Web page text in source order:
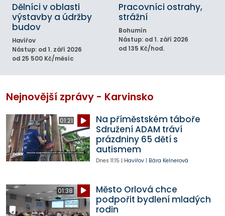
Dělníci v oblasti
výstavby a údržby
budov
Havířov
Nástup: od 1. září 2026
od 25 500 Kč/měsíc
Pracovníci ostrahy,
strážní
Bohumín
Nástup: od 1. září 2026
od 135 Kč/hod.
Nejnovější zprávy - Karvinsko
01:21
Na příměstském táboře
Sdružení ADAM tráví
prázdniny 65 dětí s
autismem
Dnes 11:15 | Havířov| Bára Kelnerová
01:38
Město Orlová chce
podpořit bydlení mladých
rodin